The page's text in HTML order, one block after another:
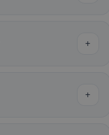
+
+